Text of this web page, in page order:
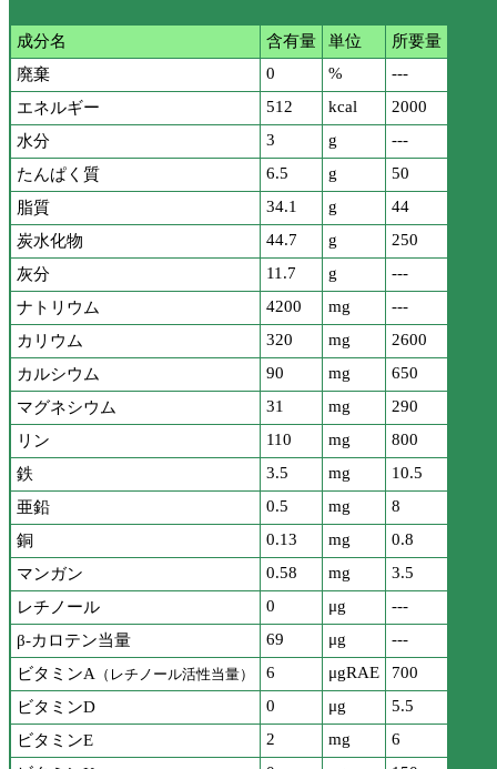
成分名 含有量 単位
所要量
廃棄
0 %
---
エネルギー
512 kcal
2000
水分
3 g
---
たんぱく質
6.5 g
50
脂質
34.1 g
44
炭水化物
44.7 g
250
灰分
11.7 g
---
ナトリウム
4200 mg
---
カリウム
320 mg
2600
カルシウム
90 mg
650
マグネシウム
31 mg
290
リン
110 mg
800
鉄
3.5 mg
10.5
亜鉛
0.5 mg
8
銅
0.13 mg
0.8
マンガン
0.58 mg
3.5
レチノール
0 μg
---
β-カロテン当量
69 μg
---
ビタミンA （レチノール活性当量） 6 μgRAE
700
ビタミンD
0 μg
5.5
ビタミンE
2 mg
6